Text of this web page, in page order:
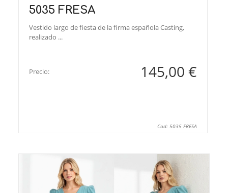
5035 FRESA
Vestido largo de fiesta de la firma española Casting,
realizado ...
Precio: 145,00 €
Cod: 5035 FRESA